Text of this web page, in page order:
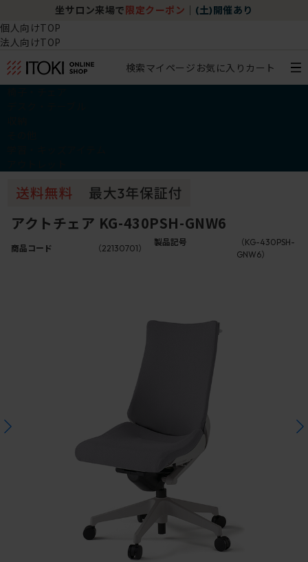
坐サロン来場で 限定クーポン (土)開催あり
個人向けTOP
法人向けTOP
検索マイページ お気に入り カート
アクトチェア KG-430PSH-GNW6
商品コード （22130701）
製品記号
（KG-430PSH-
GNW6）